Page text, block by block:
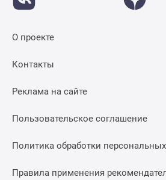
О проекте
Контакты
Реклама на сайте
Пользовательское соглашение
Политика обработки
Правила применения